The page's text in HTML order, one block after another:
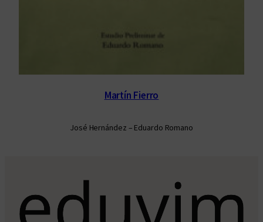
Martín Fierro
José Hernández – Eduardo Romano